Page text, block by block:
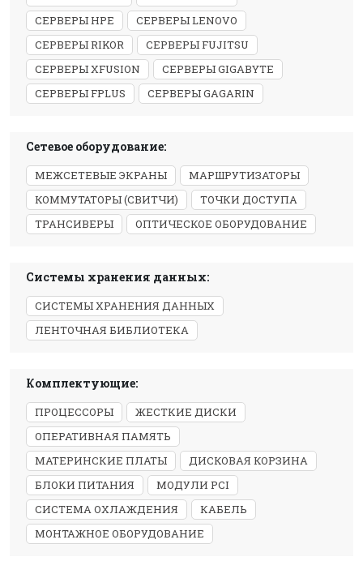
СЕРВЕРЫ HPE
СЕРВЕРЫ LENOVO
СЕРВЕРЫ RIKOR
СЕРВЕРЫ FUJITSU
СЕРВЕРЫ XFUSION
СЕРВЕРЫ GIGABYTE
СЕРВЕРЫ FPLUS
СЕРВЕРЫ GAGARIN
Сетевое оборудование:
МЕЖСЕТЕВЫЕ ЭКРАНЫ
МАРШРУТИЗАТОРЫ
КОММУТАТОРЫ (СВИТЧИ)
ТОЧКИ ДОСТУПА
ТРАНСИВЕРЫ
ОПТИЧЕСКОЕ ОБОРУДОВАНИЕ
Системы хранения данных:
СИСТЕМЫ ХРАНЕНИЯ ДАННЫХ
ЛЕНТОЧНАЯ БИБЛИОТЕКА
Комплектующие:
ПРОЦЕССОРЫ
ЖЕСТКИЕ ДИСКИ
ОПЕРАТИВНАЯ ПАМЯТЬ
МАТЕРИНСКИЕ ПЛАТЫ
ДИСКОВАЯ КОРЗИНА
БЛОКИ ПИТАНИЯ
МОДУЛИ PCI
СИСТЕМА ОХЛАЖДЕНИЯ
КАБЕЛЬ
МОНТАЖНОЕ ОБОРУДОВАНИЕ